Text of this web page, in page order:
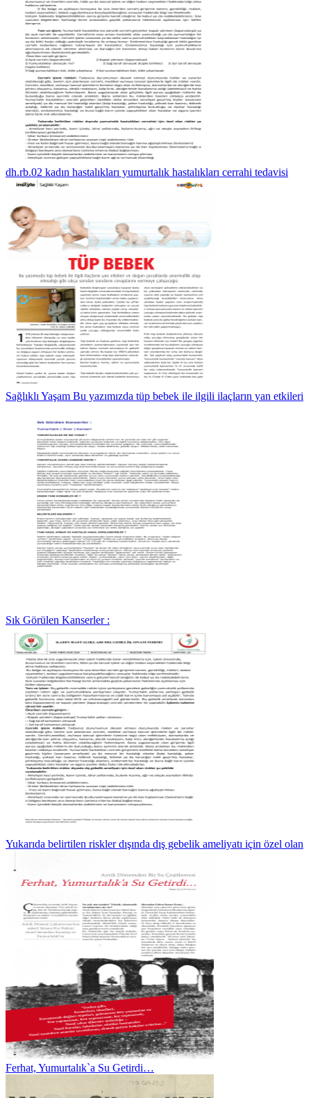
dh.rb.02 kadın hastalıkları yumurtalık hastalıkları cerrahi tedavisi
Sağlıklı Yaşam Bu yazımızda tüp bebek ile ilgili ilaçların yan etkileri
Sık Görülen Kanserler :
Yukarıda belirtilen riskler dışında dış gebelik ameliyatı için özel olan
Ferhat, Yumurtalık`a Su Getirdi…